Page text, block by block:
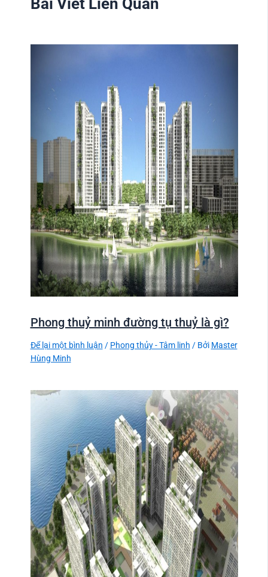
Phong thuỷ minh đường tụ thuỷ là gì?
Để lại một bình luận / Phong thủy - Tâm linh / Bởi Master
Hùng Minh